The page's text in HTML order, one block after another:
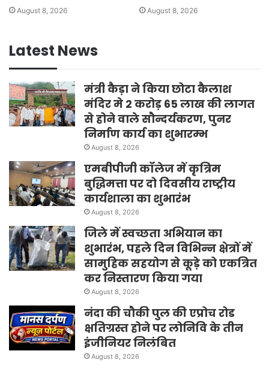
August 8, 2026 August 8, 2026
Latest News
मंत्री कैड़ा ने किया छोटा कैलाश
मंदिर मे 2 करोड़ 65 लाख की लागत
से होने वाले सौन्दर्यकरण, पुनर
निर्माण कार्य का शुभारम्भ
August 8, 2026
एमबीपीजी कॉलेज में कृत्रिम
बुद्धिमत्ता पर दो दिवसीय राष्ट्रीय
कार्यशाला का शुभारंभ
August 8, 2026
जिले में स्वच्छता अभियान का
शुभारंभ, पहले दिन विभिन्न क्षेत्रों में
सामुहिक सहयोग से कूड़े को एकत्रित
कर निस्तारण किया गया
August 8, 2026
नंदा की चौकी पुल की एप्रोच रोड
क्षतिग्रस्त होने पर लोनिवि के तीन
इंजीनियर निलंबित
August 8, 2026